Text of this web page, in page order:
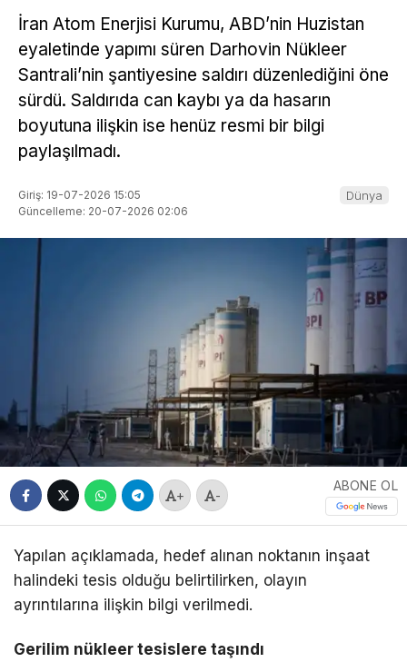
İran Atom Enerjisi Kurumu, ABD’nin Huzistan
eyaletinde yapımı süren Darhovin Nükleer
Santrali’nin şantiyesine saldırı düzenlediğini öne
sürdü. Saldırıda can kaybı ya da hasarın
boyutuna ilişkin ise henüz resmi bir bilgi
paylaşılmadı.
Giriş: 19-07-2026 15:05
Güncelleme: 20-07-2026 02:06
Dünya
+ -
ABONE OL
Yapılan açıklamada, hedef alınan noktanın inşaat
halindeki tesis olduğu belirtilirken, olayın
ayrıntılarına ilişkin bilgi verilmedi.
Gerilim nükleer tesislere taşındı